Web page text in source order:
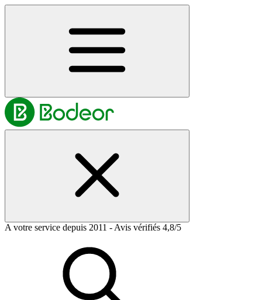
A votre service depuis 2011 - Avis vérifiés 4,8/5